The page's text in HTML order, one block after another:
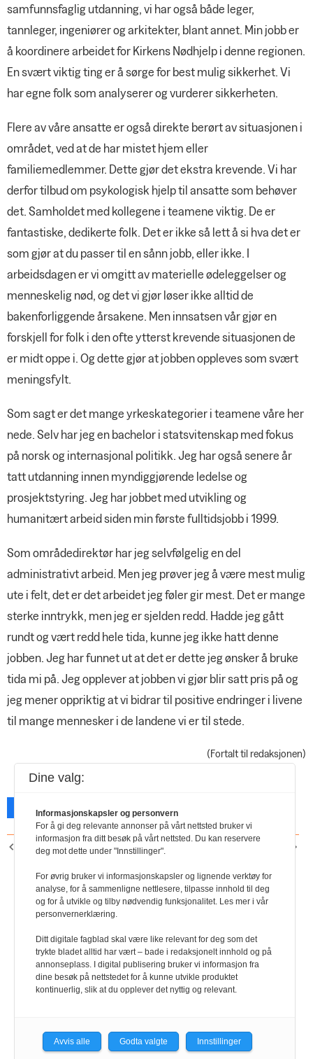
samfunnsfaglig utdanning, vi har også både leger,
tannleger, ingeniører og arkitekter, blant annet. Min jobb er
å koordinere arbeidet for Kirkens Nødhjelp i denne regionen.
En svært viktig ting er å sørge for best mulig sikkerhet. Vi
har egne folk som analyserer og vurderer sikkerheten.
Flere av våre ansatte er også direkte berørt av situasjonen i
området, ved at de har mistet hjem eller
familiemedlemmer. Dette gjør det ekstra krevende. Vi har
derfor tilbud om psykologisk hjelp til ansatte som behøver
det. Samholdet med kollegene i teamene viktig. De er
fantastiske, dedikerte folk. Det er ikke så lett å si hva det er
som gjør at du passer til en sånn jobb, eller ikke. I
arbeidsdagen er vi omgitt av materielle ødeleggelser og
menneskelig nød, og det vi gjør løser ikke alltid de
bakenforliggende årsakene. Men innsatsen vår gjør en
forskjell for folk i den ofte ytterst krevende situasjonen de
er midt oppe i. Og dette gjør at jobben oppleves som svært
meningsfylt.
Som sagt er det mange yrkeskategorier i teamene våre her
nede. Selv har jeg en bachelor i statsvitenskap med fokus
på norsk og internasjonal politikk. Jeg har også senere år
tatt utdanning innen myndiggjørende ledelse og
prosjektstyring. Jeg har jobbet med utvikling og
humanitært arbeid siden min første fulltidsjobb i 1999.
Som områdedirektør har jeg selvfølgelig en del
administrativt arbeid. Men jeg prøver jeg å være mest mulig
ute i felt, det er det arbeidet jeg føler gir mest. Det er mange
sterke inntrykk, men jeg er sjelden redd. Hadde jeg gått
rundt og vært redd hele tida, kunne jeg ikke hatt denne
jobben. Jeg har funnet ut at det er dette jeg ønsker å bruke
tida mi på. Jeg opplever at jobben vi gjør blir satt pris på og
jeg mener oppriktig at vi bidrar til positive endringer i livene
til mange mennesker i de landene vi er til stede.
(Fortalt til redaksjonen)
Facebook X
FORRIGE ARTIKKEL
advokater svarer
Dine valg:
Informasjonskapsler og personvern
For å gi deg relevante annonser på vårt nettsted bruker vi
informasjon fra ditt besøk på vårt nettsted. Du kan reservere
deg mot dette under "Innstillinger".
For øvrig bruker vi informasjonskapsler og lignende verktøy for
analyse, for å sammenligne nettlesere, tilpasse innhold til deg
og for å utvikle og tilby nødvendig funksjonalitet. Les mer i vår
personvernerklæring.
Ditt digitale fagblad skal være like relevant for deg som det
trykte bladet alltid har vært – bade i redaksjonelt innhold og på
annonseplass. I digital publisering bruker vi informasjon fra
dine besøk på nettstedet for å kunne utvikle produktet
kontinuerlig, slik at du opplever det nyttig og relevant.
Avvis alle Godta valgte Innstillinger